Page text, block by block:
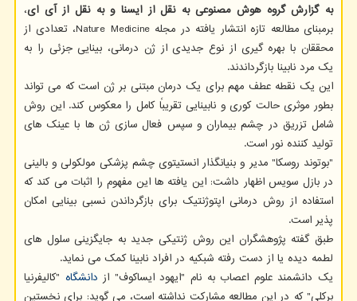
به گزارش گروه هوش مصنوعی به نقل از ایسنا و به نقل از آی ای،
برمبنای مطالعه تازه انتشار یافته در مجله Nature Medicine، تعدادی از
محققان با بهره گیری از نوع جدیدی از ژن درمانی، بینایی جزئی را به
یک مرد نابینا بازگرداندند.
این یک نقطه عطف مهم برای یک درمان مبتنی بر ژن است که می تواند
بطور موثری حالت کوری و نابینایی تقریباً کامل را معکوس کند. این روش
شامل تزریق در چشم بیماران و سپس فعال سازی ژن ها با عینک های
تولید کننده نور است.
"بوتوند روسکا" مدیر و بنیانگذار انستیتوی چشم پزشکی مولکولی و بالینی
در بازل سویس اظهار داشت: این یافته ها این مفهوم را اثبات می کند که
استفاده از روش درمانی اپتوژنتیک برای بازگرداندن نسبی بینایی امکان
پذیر است.
طبق گفته پژوهشگران این روش ژنتیکی جدید به جایگزینی سلول های
لطمه دیده یا از دست رفته شبکیه در افراد نابینا کمک می نماید.
یک دانشمند علوم اعصاب به نام "ایهود ایساکوف" از دانشگاه "کالیفرنیا
برکلی" که در این مطالعه مشارکت نداشته است، می گوید: برای نخستین